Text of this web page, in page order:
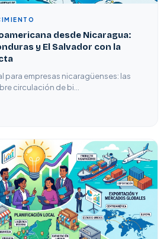
desde Nicaragua:
y El Salvador con la
para empresas nicaragüenses: las
circulación de bi…